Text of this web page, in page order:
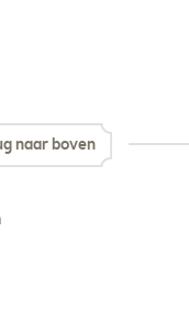
naar boven